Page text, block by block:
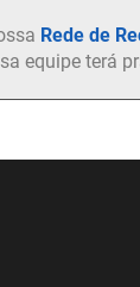
Rede de
equipe terá